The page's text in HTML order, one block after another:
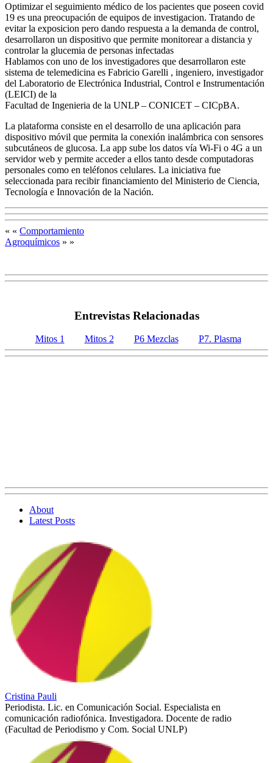
Optimizar el seguimiento médico de los pacientes que poseen covid
19 es una preocupación de equipos de investigacion. Tratando de
evitar la exposicion pero dando respuesta a la demanda de control,
desarrollaron un dispositivo que permite monitorear a distancia y
controlar la glucemia de personas infectadas
Hablamos con uno de los investigadores que desarrollaron este
sistema de telemedicina es Fabricio Garelli , ingeniero, investigador
del Laboratorio de Electrónica Industrial, Control e Instrumentación
(LEICI) de la
Facultad de Ingenieria de la UNLP – CONICET – CICpBA.
La plataforma consiste en el desarrollo de una aplicación para
dispositivo móvil que permita la conexión inalámbrica con sensores
subcutáneos de glucosa. La app sube los datos vía Wi-Fi o 4G a un
servidor web y permite acceder a ellos tanto desde computadoras
personales como en teléfonos celulares. La iniciativa fue
seleccionada para recibir financiamiento del Ministerio de Ciencia,
Tecnología e Innovación de la Nación.
« « Comportamiento
Agroquímicos » »
Entrevistas Relacionadas
Mitos 1 Mitos 2 P6 Mezclas P7. Plasma
About
Latest Posts
Cristina Pauli
Periodista. Lic. en Comunicación Social. Especialista en
comunicación radiofónica. Investigadora. Docente de radio
(Facultad de Periodismo y Com. Social UNLP)